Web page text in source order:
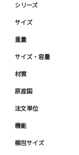
シリーズ
サイズ
重量
サイズ・容量
材質
原産国
注文単位
機能
梱包サイズ